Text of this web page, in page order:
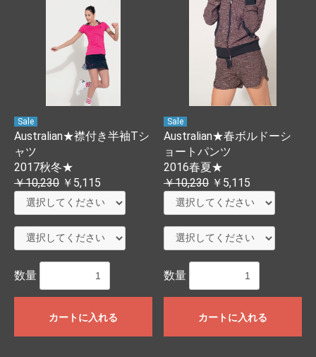
Sale
Australian★襟付き半袖Tシ
ャツ
2017秋冬★
￥10,230 ￥5,115
数量
カートに入れる
Sale
Australian★春ボルドーシ
ョートパンツ
2016春夏★
￥10,230 ￥5,115
数量
カートに入れる